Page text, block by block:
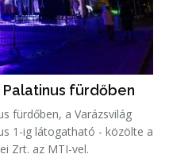
Palatinus fürdőben
fürdőben, a Varázsvilág
1-ig látogatható - közölte a
Zrt. az MTI-vel.